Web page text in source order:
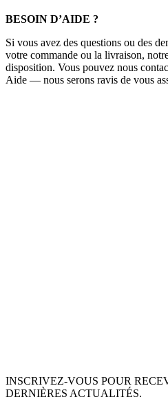
BESOIN D’AIDE ?
Si vous avez des questions ou des
votre commande ou la livraison,
disposition. Vous pouvez nous
Aide — nous serons ravis de vous
INSCRIVEZ-VOUS POUR
DERNIÈRES ACTUALITÉS.